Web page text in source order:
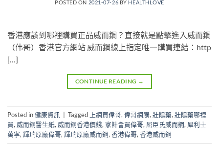
POSTED ON 2021-07-26 BY HEALTHLOVE
香港應該到哪裡購買正品威而鋼？直接就是點擊進入威而鋼
（伟哥）香港官方網站 威而鋼線上指定唯一購買連結：http
[…]
CONTINUE READING →
Posted in健康資訊 Tagged 上網買偉哥, 偉哥網購, 壯陽藥, 壯陽藥哪裡
買, 威而鋼醫生紙, 威而鋼香港價錢, 家計會買偉哥, 屈臣氏威而鋼, 犀利士
萬寧, 輝瑞原廠偉哥, 輝瑞原廠威而鋼, 香港偉哥, 香港威而鋼